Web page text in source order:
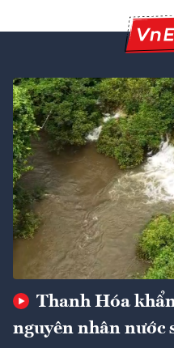
Thanh Hóa
nguyên nhân nước